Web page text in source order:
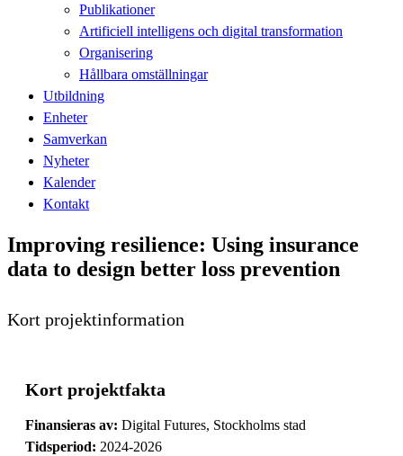
Publikationer
Artificiell intelligens och digital transformation
Organisering
Hållbara omställningar
Utbildning
Enheter
Samverkan
Nyheter
Kalender
Kontakt
Improving resilience: Using insurance
data to design better loss prevention
Kort projektinformation
Kort projektfakta
Finansieras av: Digital Futures, Stockholms stad
Tidsperiod: 2024-2026